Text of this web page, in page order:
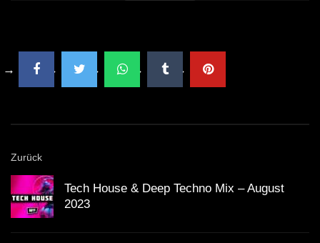
Zurück
Tech House & Deep Techno Mix – August
2023